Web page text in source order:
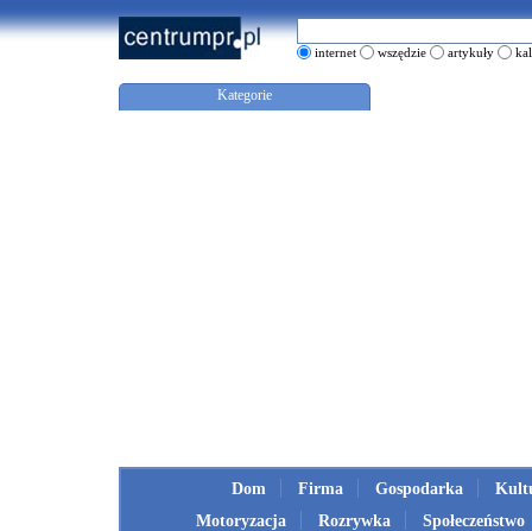
internet wszędzie artykuły
Kategorie
Dom Firma Gospodarka
Motoryzacja
Rozrywka Społeczeństwo